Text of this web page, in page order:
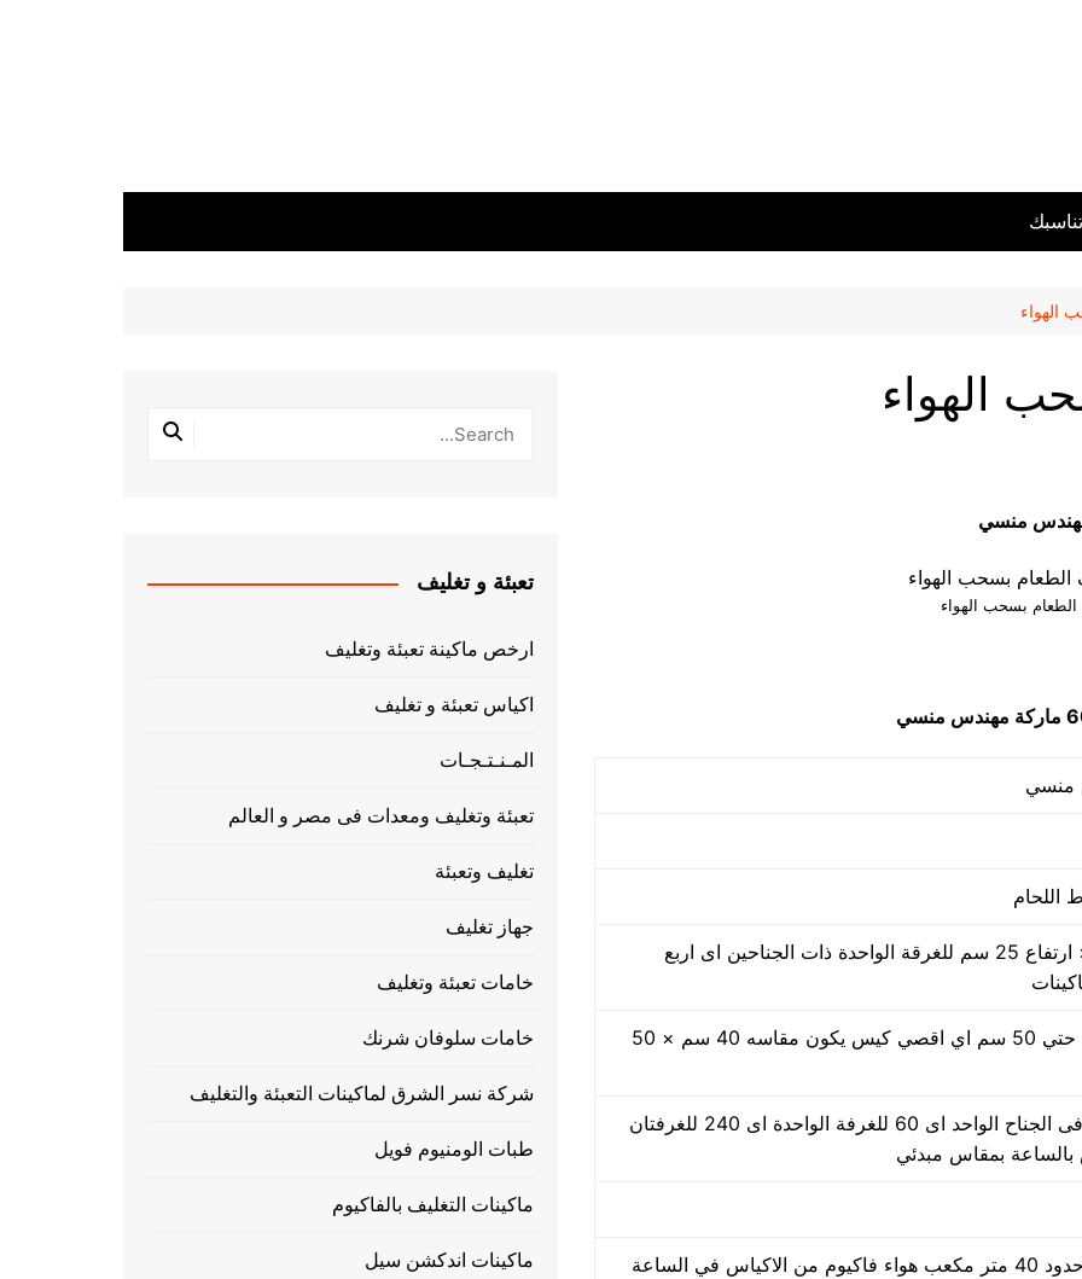
الهواء
الهواء
الطعام بسحب الهواء
منسي
50 سم × 40 سم × ارتفاع 25 سم للغرقة الواحدة ذات الجناحين اى اربع
مقاس من واحد سم حتي 50 سم اي اقصي كيس يكون مقاسه 40 سم × 50
30 ضغطة بالدقيقة فى الجناح الواحد اى 60 للغرفة الواحدة اى 240 للغرفتان
في الساعة
تعبئة و تغليف
ارخص ماكينة تعبئة وتغليف
اكياس تعبئة و تغليف
المـنـتـجـات
تعبئة وتغليف ومعدات فى مصر و العالم
تغليف وتعبئة
جهاز تغليف
خامات تعبئة وتغليف
خامات سلوفان شرنك
شركة نسر الشرق لماكينات التعبئة والتغليف
طبات الومنيوم فويل
ماكينات التغليف بالفاكيوم
ماكينات اندكشن سيل